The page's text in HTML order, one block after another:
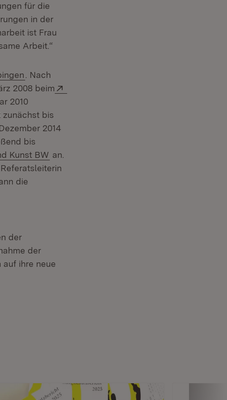
für die
in der
ist Frau
Arbeit.“
(Öffnet in neuem Fenster)
. Nach
Fenster)
2008 beim
2010
bis
2014
bis
Kunst BW (Öffnet in neuem Fenster)
an.
die
der
der
ihre neue